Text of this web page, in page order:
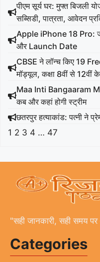
पीएम सूर्य घर: मुफ्त
सब्सिडी, पात्रता, आवेदन
Apple iPhone 18 Pro:
और Launch Date
CBSE ने लॉन्च किए 19
मॉड्यूल, कक्षा 8वीं से
Maa Inti Bangaaram
कब और कहां होगी स्ट्रीम
छतरपुर हत्याकांड: पत्नी ने
1 2 3 4 … 47
"सही जानकारी, सही समय
Categories